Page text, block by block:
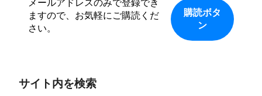
メールアドレスのみで登録でき
ますので、お気軽にご購読くだ
さい。
サイト内を検索